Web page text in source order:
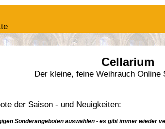
Cellarium
Der kleine, feine Weihrauch Online
der Saison - und Neuigkeiten:
Sonderangeboten auswählen - es gibt immer wieder